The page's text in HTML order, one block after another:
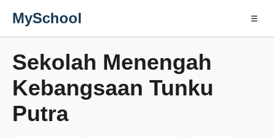
MySchool ☰
Sekolah Menengah
Kebangsaan Tunku
Putra